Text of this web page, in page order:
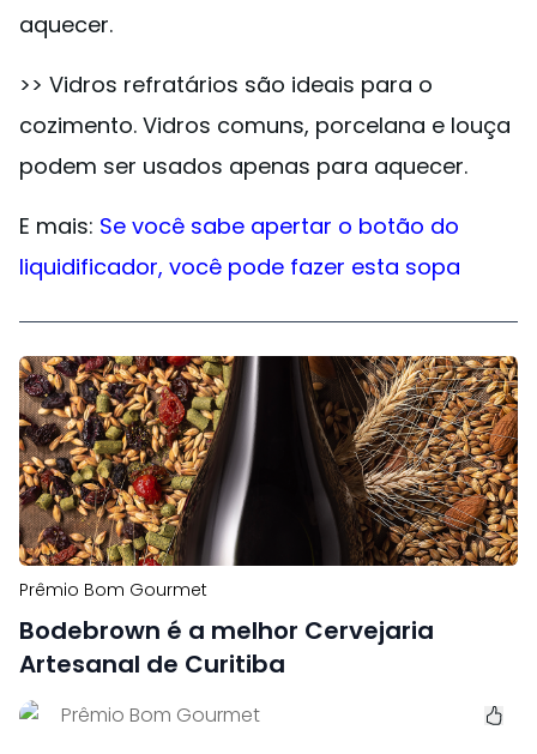
aquecer.
>> Vidros refratários são ideais para o
cozimento. Vidros comuns, porcelana e louça
podem ser usados apenas para aquecer.
E mais: Se você sabe apertar o botão do
liquidificador, você pode fazer esta sopa
Prêmio Bom Gourmet
Bodebrown é a melhor Cervejaria
Artesanal de Curitiba
Prêmio Bom Gourmet